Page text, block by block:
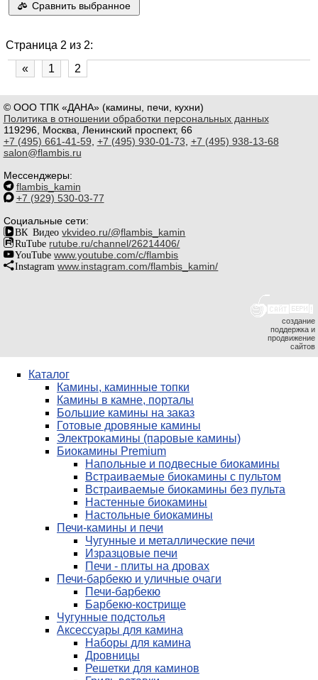
Сравнить выбранное
Страница 2 из 2:
«
1 2
© ООО ТПК «ДАНА» (камины, печи, кухни)
Политика в отношении обработки персональных данных
119296, Москва, Ленинский проспект, 66
+7 (495) 661-41-59 +7 (495) 930-01-73 +7 (495) 938-13-68
salon@flambis.ru
Мессенджеры:
flambis_kamin
+7 (929) 530-03-77
Социальные сети:
ВК Видео vkvideo.ru/@flambis_kamin
RuTube rutube.ru/channel/26214406/
YouTube www.youtube.com/c/flambis
Instagram www.instagram.com/flambis_kamin/
создание
поддержка и
продвижение
сайтов
Каталог
Камины, каминные топки
Камины в камне, порталы
Большие камины на заказ
Готовые дровяные камины
Электрокамины (паровые камины)
Биокамины Premium
Напольные и подвесные биокамины
Встраиваемые биокамины с пультом
Встраиваемые биокамины без пульта
Настенные биокамины
Настольные биокамины
Печи-камины и печи
Чугунные и металлические печи
Изразцовые печи
Печи - плиты на дровах
Печи-барбекю и уличные очаги
Печи-барбекю
Барбекю-кострище
Чугунные подстолья
Аксессуары для камина
Наборы для камина
Дровницы
Решетки для каминов